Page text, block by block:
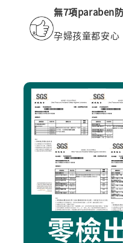
無7項paraben
孕婦孩童都安心